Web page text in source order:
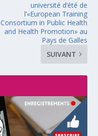
université d’été de
l’«European Training
Consortium in Public Health
and Health Promotion» au
Pays de Galles
SUIVANT